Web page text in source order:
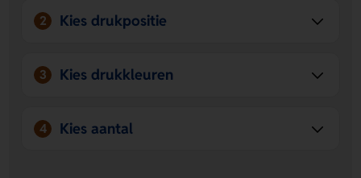
2 Kies drukpositie
3 Kies drukkleuren
4 Kies aantal